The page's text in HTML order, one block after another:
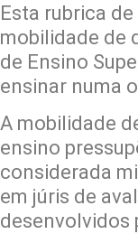
Esta rubrica
mobilidade de
de Ensino
ensinar numa
A mobilidade
ensino
considerada
em júris de
desenvolvidos